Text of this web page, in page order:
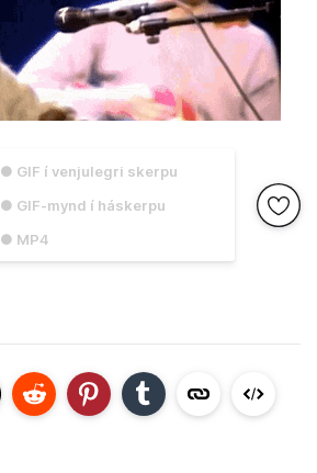
● GIF í venjulegri skerpu
● GIF-mynd í háskerpu
● MP4